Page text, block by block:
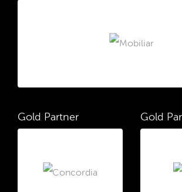
Gold Partner Gold